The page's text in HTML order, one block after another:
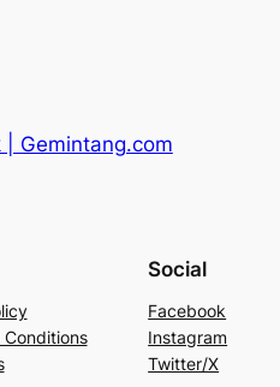
| Gemintang.com
Conditions
Social
Facebook
Instagram
Twitter/X